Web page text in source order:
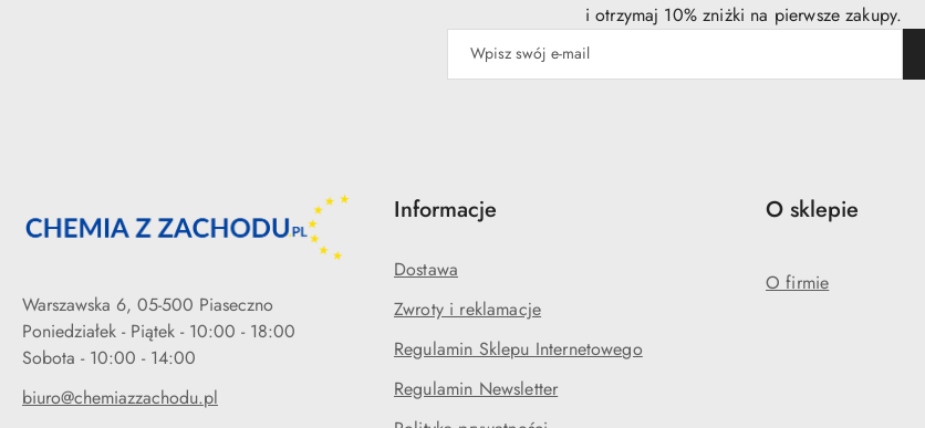
i otrzymaj 10% zniżki na pierwsze zakupy.
Warszawska 6, 05-500 Piaseczno
Poniedziałek - Piątek - 10:00 - 18:00
biuro@chemiazzachodu.pl
Informacje
Dostawa
Zwroty i reklamacje
Regulamin Sklepu Internetowego
Regulamin Newsletter
O sklepie
O firmie